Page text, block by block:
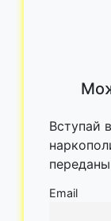
Вступай
Email